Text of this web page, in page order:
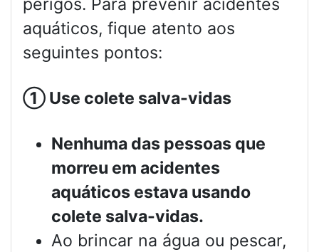
perigos. Para prevenir acidentes
aquáticos, fique atento aos
seguintes pontos:
① Use colete salva-vidas
Nenhuma das pessoas que
morreu em acidentes
aquáticos estava usando
colete salva-vidas.
Ao brincar na água ou pescar,